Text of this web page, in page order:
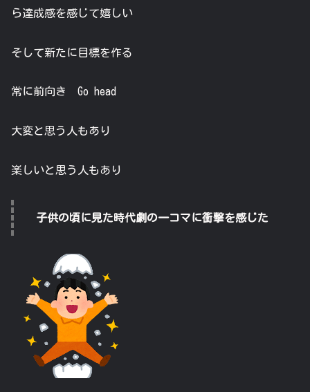
ら達成感を感じて嬉しい
そして新たに目標を作る
常に前向き Go head
大変と思う人もあり
楽しいと思う人もあり
子供の頃に見た時代劇の一コマに衝撃を感じた